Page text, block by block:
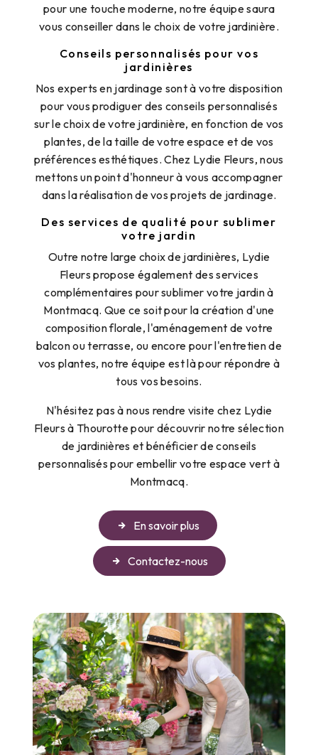
pour une touche moderne, notre équipe saura
vous conseiller dans le choix de votre jardinière.
Conseils personnalisés pour vos
jardinières
Nos experts en jardinage sont à votre disposition
pour vous prodiguer des conseils personnalisés
sur le choix de votre jardinière, en fonction de vos
plantes, de la taille de votre espace et de vos
préférences esthétiques. Chez Lydie Fleurs, nous
mettons un point d'honneur à vous accompagner
dans la réalisation de vos projets de jardinage.
Des services de qualité pour sublimer
votre jardin
Outre notre large choix de jardinières, Lydie
Fleurs propose également des services
complémentaires pour sublimer votre jardin à
Montmacq. Que ce soit pour la création d'une
composition florale, l'aménagement de votre
balcon ou terrasse, ou encore pour l'entretien de
vos plantes, notre équipe est là pour répondre à
tous vos besoins.
N'hésitez pas à nous rendre visite chez Lydie
Fleurs à Thourotte pour découvrir notre sélection
de jardinières et bénéficier de conseils
personnalisés pour embellir votre espace vert à
Montmacq.
En savoir plus
Contactez-nous